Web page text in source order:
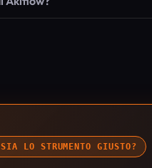
LO STRUMENTO GIUSTO?